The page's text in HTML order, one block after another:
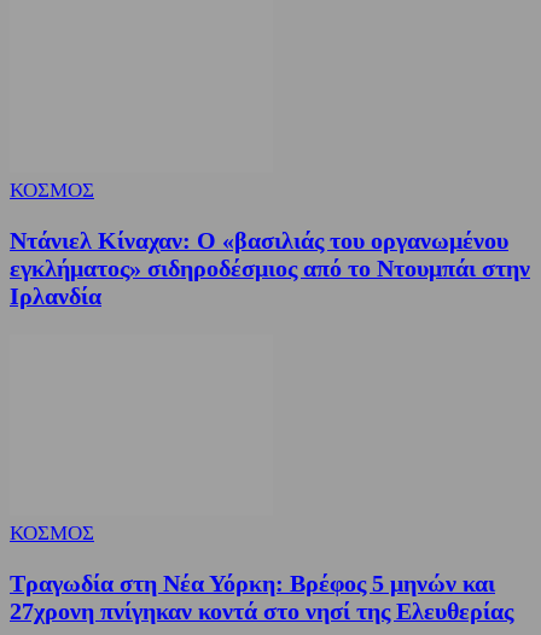
ΚΟΣΜΟΣ
Ντάνιελ Κίναχαν: Ο «βασιλιάς του οργανωμένου
εγκλήματος» σιδηροδέσμιος από το Ντουμπάι στην
Ιρλανδία
ΚΟΣΜΟΣ
Τραγωδία στη Νέα Υόρκη: Βρέφος 5 μηνών και
27χρονη πνίγηκαν κοντά στο νησί της Ελευθερίας